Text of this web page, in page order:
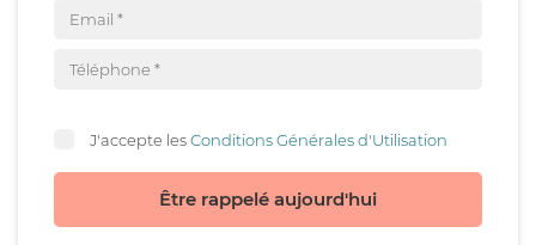
J'accepte lesConditions Générales d'Utilisation
Être rappelé aujourd'hui